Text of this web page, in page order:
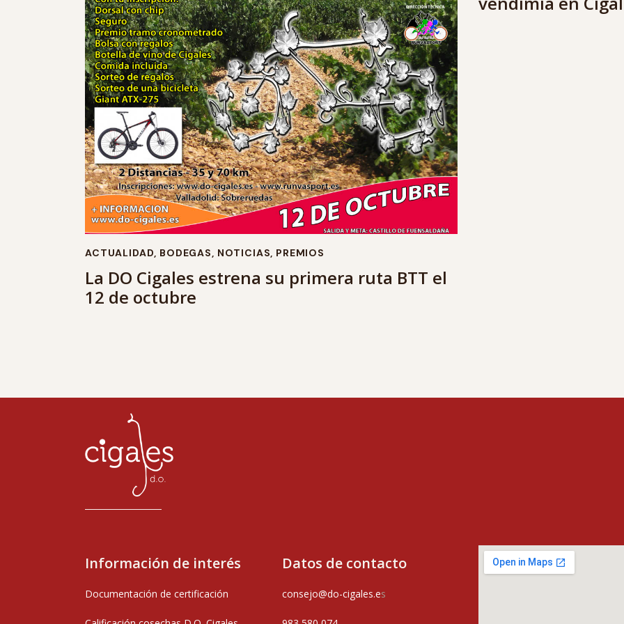
ACTUALIDAD BODEGAS NOTICIAS PREMIOS
La DO Cigales estrena su primera ruta BTT el
12 de octubre
Información de interés
Documentación de certificación
Datos de contacto
consejo@do-cigales.es